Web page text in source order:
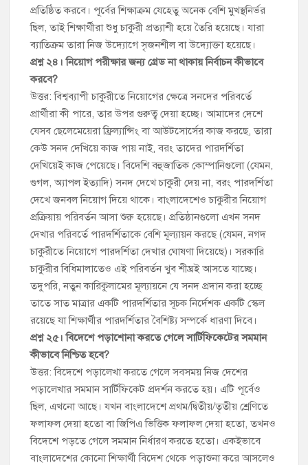
প্রতিষ্ঠিত করবে। পূর্বের শিক্ষাক্রম যেহেতু অনেক বেশি মুখস্থনির্ভর
ছিল, তাই শিক্ষার্থীরা শুধু চাকুরী প্রত্যাশী হয়ে তৈরি হয়েছে। যারা
ব্যাতিক্রম তারা নিজ উদ্যোগে সৃজনশীল বা উদ্যোক্তা হয়েছে।
প্রশ্ন ২৪। নিয়োগ পরীক্ষার জন্য গ্রেড না থাকায় নির্বাচন কীভাবে
করবে?
উত্তর: বিশ্বব্যাপী চাকুরীতে নিয়োগের ক্ষেত্রে সনদের পরিবর্তে
প্রার্থীরা কী পারে, তার উপর গুরুত্ব দেয়া হচ্ছে। আমাদের দেশে
যেসব ছেলেমেয়েরা ফ্রিল্যান্সিং বা আউটসোর্সের কাজ করছে, তারা
কেউ সনদ দেখিয়ে কাজ পায় নাই, বরং তাদের পারদর্শিতা
দেখিয়েই কাজ পেয়েছে। বিদেশি বহুজাতিক কোম্পানিগুলো (যেমন,
গুগল, অ্যাপল ইত্যাদি) সনদ দেখে চাকুরী দেয় না, বরং পারদর্শিতা
দেখে জনবল নিয়োগ দিয়ে থাকে। বাংলাদেশেও চাকুরীর নিয়োগ
প্রক্রিয়ায় পরিবর্তন আসা শুরু হয়েছে। প্রতিষ্ঠানগুলো এখন সনদ
দেখার পরিবর্তে পারদর্শিতাকে বেশি মূল্যায়ন করছে (যেমন, নগদ
চাকুরীতে নিয়োগে পারদর্শিতা দেখার ঘোষণা দিয়েছে)। সরকারি
চাকুরীর বিধিমালাতেও এই পরিবর্তন খুব শীঘ্রই আসতে যাচ্ছে।
তদুপরি, নতুন কারিকুলামের মূল্যায়নে যে সনদ প্রদান করা হচ্ছে
তাতে সাত মাত্রার একটি পারদর্শিতার সূচক নির্দেশক একটি স্কেল
রয়েছে যা শিক্ষার্থীর পারদর্শিতার বৈশিষ্ট্য সম্পর্কে ধারণা দিবে।
প্রশ্ন ২৫। বিদেশে পড়াশোনা করতে গেলে সার্টিফিকেটের সমমান
কীভাবে নিশ্চিত হবে?
উত্তর: বিদেশে পড়ালেখা করতে গেলে সবসময় নিজ দেশের
পড়ালেখার সমমান সার্টিফিকেট প্রদর্শন করতে হয়। এটি পূর্বেও
ছিল, এখনো আছে। যখন বাংলাদেশে প্রথম/দ্বিতীয়/তৃতীয় শ্রেণিতে
ফলাফল দেয়া হতো বা জিপিএ ভিত্তিক ফলাফল দেয়া হতো, তখনও
বিদেশে পড়তে গেলে সমমান নির্ধারণ করতে হতো। একইভাবে
বাংলাদেশের কোনো শিক্ষার্থী বিদেশ থেকে পড়াশুনা করে আসলেও